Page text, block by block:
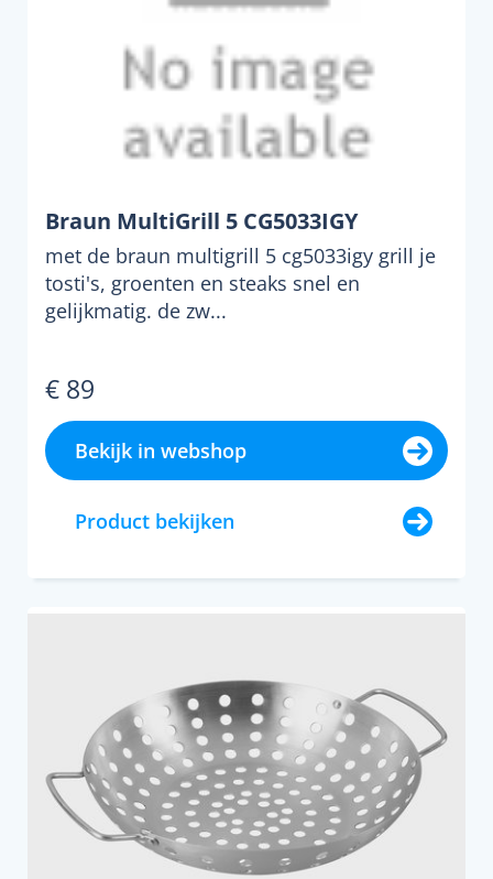
Braun MultiGrill 5 CG5033IGY
met de braun multigrill 5 cg5033igy grill je
tosti's, groenten en steaks snel en
gelijkmatig. de zw...
€ 89
Bekijk in webshop
Product bekijken